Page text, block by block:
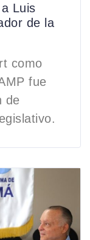
Luis
de la
como
fue
de